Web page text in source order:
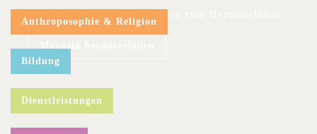
Anthroposophie & Religion
Bildung
Dienstleistungen